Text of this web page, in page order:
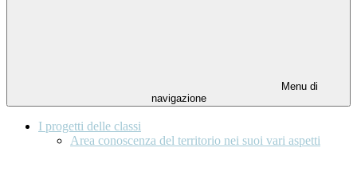
Menu di
navigazione
I progetti delle classi
Area conoscenza del territorio nei suoi vari aspetti